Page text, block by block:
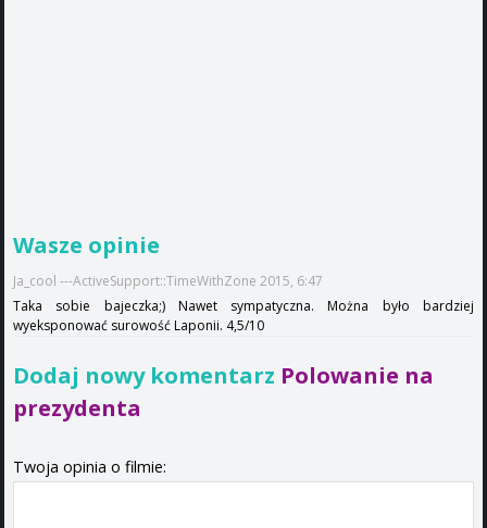
Wasze opinie
Ja_cool ---ActiveSupport::TimeWithZone 2015, 6:47
Taka sobie bajeczka;) Nawet sympatyczna. Można było bardziej
wyeksponować surowość Laponii. 4,5/10
Dodaj nowy komentarz Polowanie na
prezydenta
Twoja opinia o filmie: